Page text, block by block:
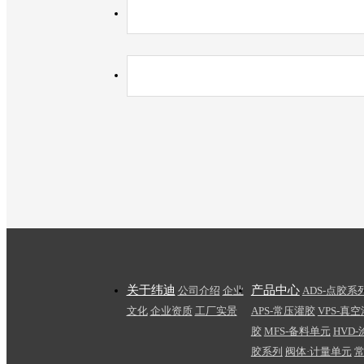
关于纬迪 公司介绍 企业
文化 企业资质 工厂实景
产品中心 ADS-点胶系
APS-常压灌胶 VPS-真空
胶 MFS-备料单元 HVD-
胶系列 阀体·计量单元